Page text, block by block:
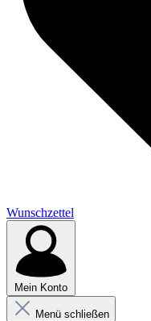
Wunschzettel
Mein Konto
Menü schließen